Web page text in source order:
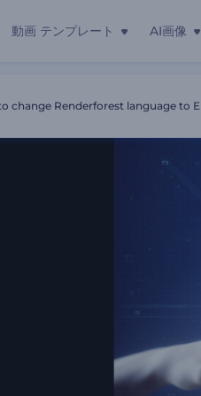
動画 テンプレート AI画像
change Renderforest language to